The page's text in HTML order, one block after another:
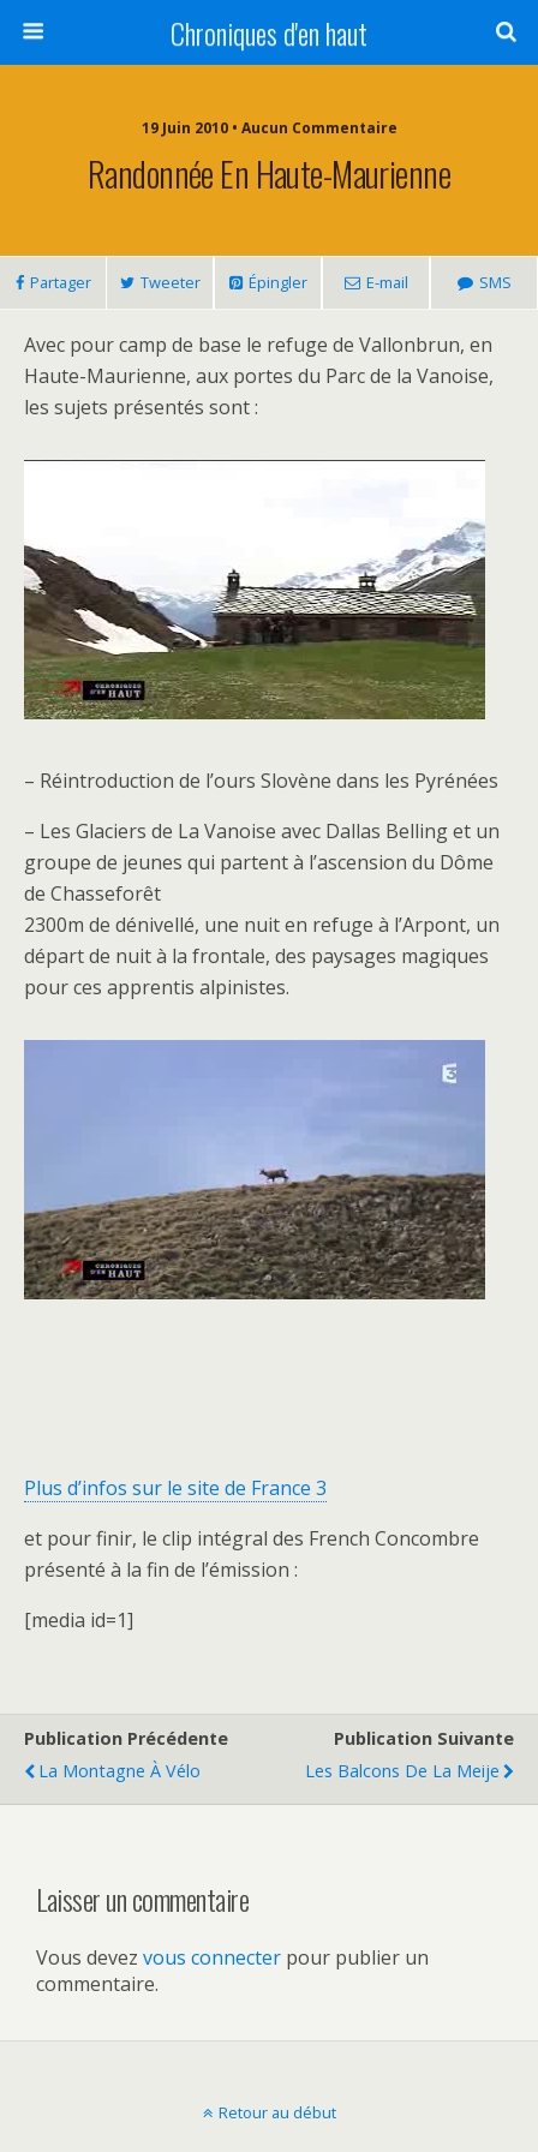
Chroniques d'en haut
19 Juin 2010 • Aucun Commentaire
Randonnée En Haute-Maurienne
Partager Tweeter Épingler E-mail SMS
Avec pour camp de base le refuge de Vallonbrun, en
Haute-Maurienne, aux portes du Parc de la Vanoise,
les sujets présentés sont :
– Réintroduction de l’ours Slovène dans les Pyrénées
– Les Glaciers de La Vanoise avec Dallas Belling et un
groupe de jeunes qui partent à l’ascension du Dôme
de Chasseforêt
2300m de dénivellé, une nuit en refuge à l’Arpont, un
départ de nuit à la frontale, des paysages magiques
pour ces apprentis alpinistes.
Plus d’infos sur le site de France 3
et pour finir, le clip intégral des French Concombre
présenté à la fin de l’émission :
[media id=1]
Publication Précédente
La Montagne À Vélo
Publication Suivante
Les Balcons De La Meije
Laisser un commentaire
Vous devez vous connecter pour publier un
commentaire.
Retour au début